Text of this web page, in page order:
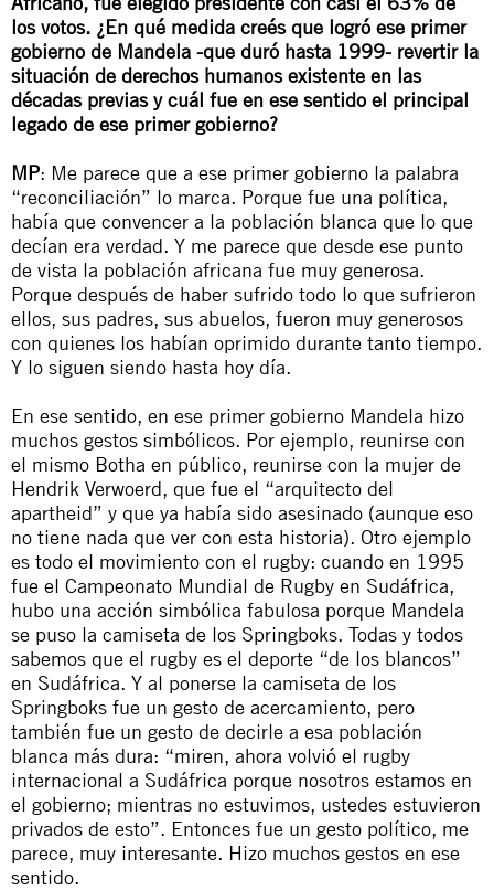
los votos. ¿En qué medida creés que logró ese primer
gobierno de Mandela -que duró hasta 1999- revertir la
situación de derechos humanos existente en las
décadas previas y cuál fue en ese sentido el principal
legado de ese primer gobierno?
MP: Me parece que a ese primer gobierno la palabra
“reconciliación” lo marca. Porque fue una política,
había que convencer a la población blanca que lo que
decían era verdad. Y me parece que desde ese punto
de vista la población africana fue muy generosa.
Porque después de haber sufrido todo lo que sufrieron
ellos, sus padres, sus abuelos, fueron muy generosos
con quienes los habían oprimido durante tanto tiempo.
Y lo siguen siendo hasta hoy día.
En ese sentido, en ese primer gobierno Mandela hizo
muchos gestos simbólicos. Por ejemplo, reunirse con
el mismo Botha en público, reunirse con la mujer de
Hendrik Verwoerd, que fue el “arquitecto del
apartheid” y que ya había sido asesinado (aunque eso
no tiene nada que ver con esta historia). Otro ejemplo
es todo el movimiento con el rugby: cuando en 1995
fue el Campeonato Mundial de Rugby en Sudáfrica,
hubo una acción simbólica fabulosa porque Mandela
se puso la camiseta de los Springboks. Todas y todos
sabemos que el rugby es el deporte “de los blancos”
en Sudáfrica. Y al ponerse la camiseta de los
Springboks fue un gesto de acercamiento, pero
también fue un gesto de decirle a esa población
blanca más dura: “miren, ahora volvió el rugby
internacional a Sudáfrica porque nosotros estamos en
el gobierno; mientras no estuvimos, ustedes estuvieron
privados de esto”. Entonces fue un gesto político, me
parece, muy interesante. Hizo muchos gestos en ese
sentido.